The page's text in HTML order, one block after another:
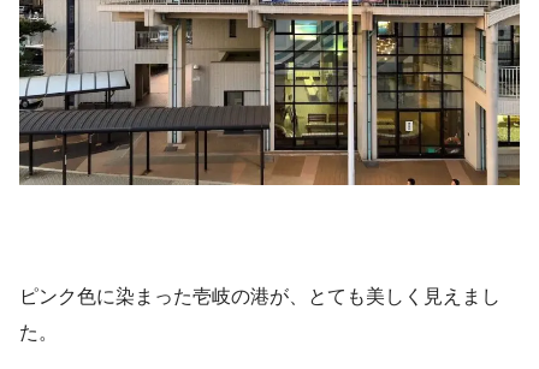
ピンク色に染まった壱岐の港が、とても美しく見えまし
た。